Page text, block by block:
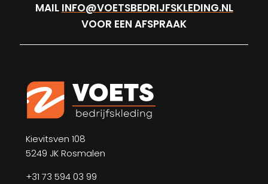
MAIL INFO@VOETSBEDRIJFSKLEDING.NL
VOOR EEN AFSPRAAK
Kievitsven 108
5249 JK Rosmalen
+31 73 594 03 99